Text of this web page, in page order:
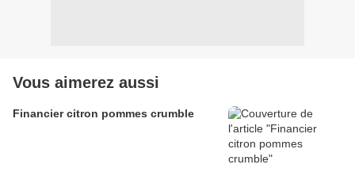
Vous aimerez aussi
Financier citron pommes crumble